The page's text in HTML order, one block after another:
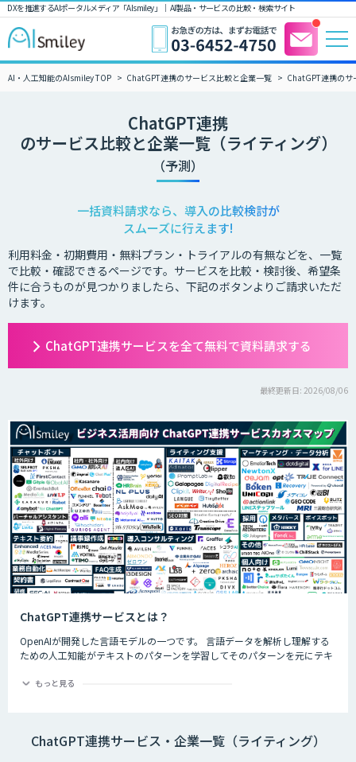
DXを推進するAIポータルメディア「AIsmiley」｜ AI製品・サービスの比較・検索サイト
AI・人工知能のAIsmiley TOP ChatGPT連携のサービス比較と企業一覧 ChatGPT連携のサ
ChatGPT連携
のサービス比較と企業一覧（ライティング）
（予測）
一括資料請求なら、導入の比較検討が
スムーズに行えます!
利用料金・初期費用・無料プラン・トライアルの有無などを、一覧
で比較・確認できるページです。サービスを比較・検討後、希望条
件に合うものが見つかりましたら、下記のボタンよりご請求いただ
けます。
ChatGPT連携サービスを全て無料で資料請求する
最終更新日: 2026/08/06
ChatGPT連携サービスとは？
OpenAIが開発した言語モデルの一つです。 言語データを解析し理解する
ための人工知能がテキストのパターンを学習してそのパターンを元にテキ
ChatGPTの最大の特徴として、人間との自然な対話を模倣することがで
もっと見る
ChatGPT連携サービス・企業一覧（ライティング）